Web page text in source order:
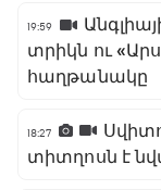
19:59
տրիկն ու
հաղթանակը
18:27
տիտղոսն է